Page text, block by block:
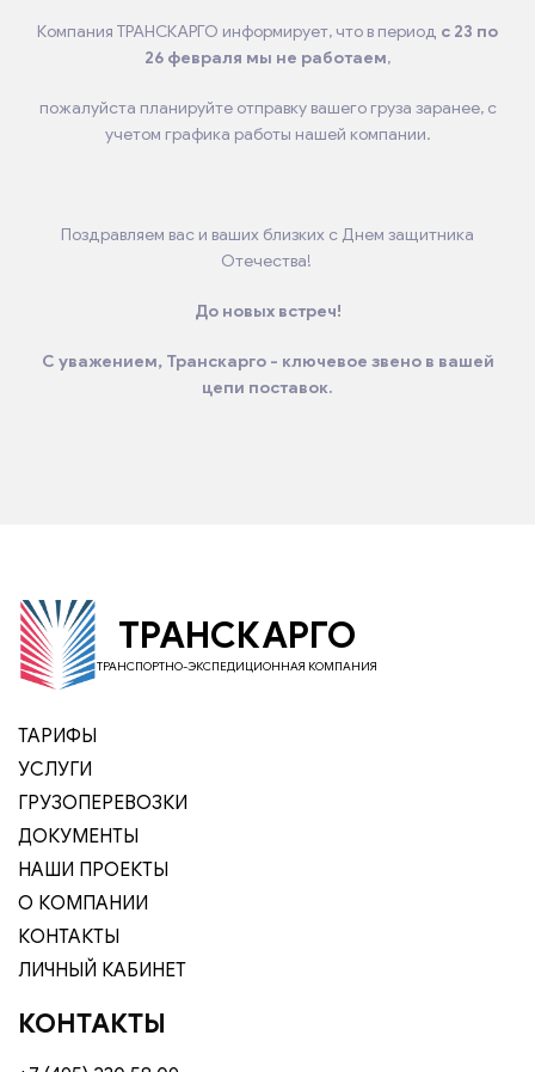
Компания ТРАНСКАРГО информирует, что в период с 23 по
26 февраля мы не работаем,
пожалуйста планируйте отправку вашего груза заранее, с
учетом графика работы нашей компании.
Поздравляем вас и ваших близких с Днем защитника
Отечества!
До новых встреч!
С уважением, Транскарго - ключевое звено в вашей
цепи поставок.
ТРАНСКАРГО
ТРАНСПОРТНО-ЭКСПЕДИЦИОННАЯ КОМПАНИЯ
ТАРИФЫ
УСЛУГИ
ГРУЗОПЕРЕВОЗКИ
ДОКУМЕНТЫ
НАШИ ПРОЕКТЫ
О КОМПАНИИ
КОНТАКТЫ
ЛИЧНЫЙ КАБИНЕТ
КОНТАКТЫ